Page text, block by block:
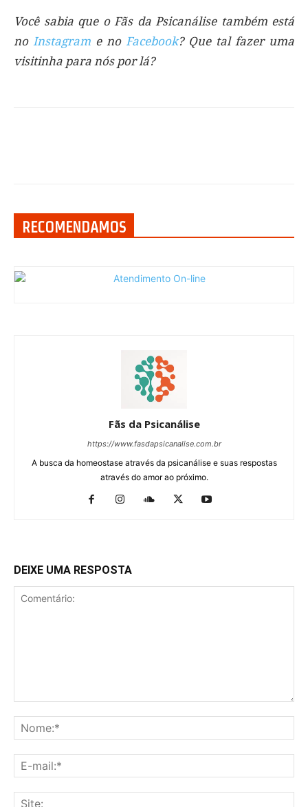
Você sabia que o Fãs da Psicanálise também está
no Instagrame no Facebook? Que tal fazer uma
visitinha para nós por lá?
RECOMENDAMOS
Fãs da Psicanálise
https://www.fasdapsicanalise.com.br
A busca da homeostase através da psicanálise e suas respostas
através do amor ao próximo.
DEIXE UMA RESPOSTA